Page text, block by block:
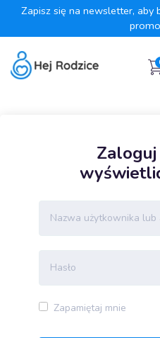
Zapisz się na newsletter, aby
Zaloguj
Zapamiętaj mnie